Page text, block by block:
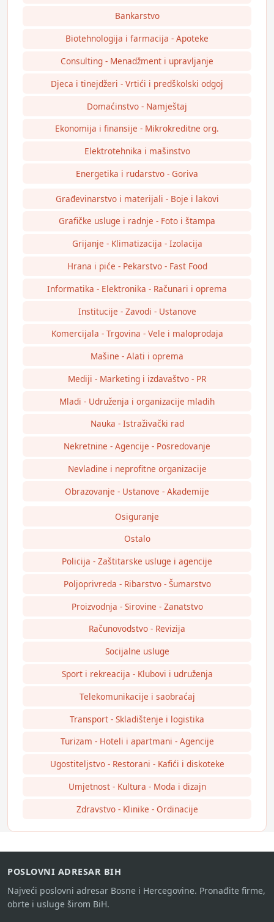
Bankarstvo
Biotehnologija i farmacija - Apoteke
Consulting - Menadžment i upravljanje
Djeca i tinejdžeri - Vrtići i predškolski odgoj
Domaćinstvo - Namještaj
Ekonomija i finansije - Mikrokreditne org.
Elektrotehnika i mašinstvo
Energetika i rudarstvo - Goriva
Građevinarstvo i materijali - Boje i lakovi
Grafičke usluge i radnje - Foto i štampa
Grijanje - Klimatizacija - Izolacija
Hrana i piće - Pekarstvo - Fast Food
Informatika - Elektronika - Računari i oprema
Institucije - Zavodi - Ustanove
Komercijala - Trgovina - Vele i maloprodaja
Mašine - Alati i oprema
Mediji - Marketing i izdavaštvo - PR
Mladi - Udruženja i organizacije mladih
Nauka - Istraživački rad
Nekretnine - Agencije - Posredovanje
Nevladine i neprofitne organizacije
Obrazovanje - Ustanove - Akademije
Osiguranje
Ostalo
Policija - Zaštitarske usluge i agencije
Poljoprivreda - Ribarstvo - Šumarstvo
Proizvodnja - Sirovine - Zanatstvo
Računovodstvo - Revizija
Socijalne usluge
Sport i rekreacija - Klubovi i udruženja
Telekomunikacije i saobraćaj
Transport - Skladištenje i logistika
Turizam - Hoteli i apartmani - Agencije
Ugostiteljstvo - Restorani - Kafići i diskoteke
Umjetnost - Kultura - Moda i dizajn
Zdravstvo - Klinike - Ordinacije
POSLOVNI ADRESAR BIH
Najveći poslovni adresar Bosne i Hercegovine. Pronađite firme,
obrte i usluge širom BiH.